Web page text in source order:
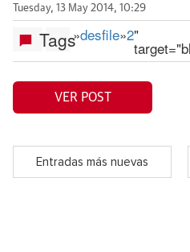
Tuesday, 13 May 2014, 10:29
Tags»desfile»2"
VER POST
Entradas más nuevas